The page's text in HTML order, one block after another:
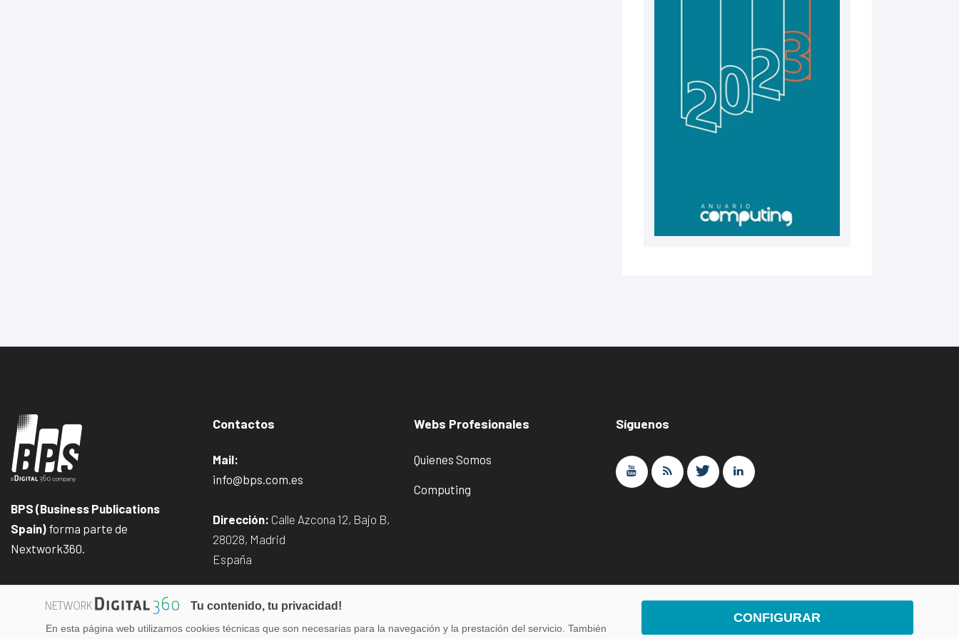
BPS (Business Publications
Spain) forma parte de
Nextwork360.
Contactos
Mail:
info@bps.com.es
Dirección: Calle Azcona 12, Bajo B,
28028, Madrid
España
Webs Profesionales
Quienes Somos
Computing
Síguenos
Tu contenido, tu privacidad!
En esta página web utilizamos cookies técnicas que son necesarias para la navegación y la prestación del servicio. También
CONFIGURAR